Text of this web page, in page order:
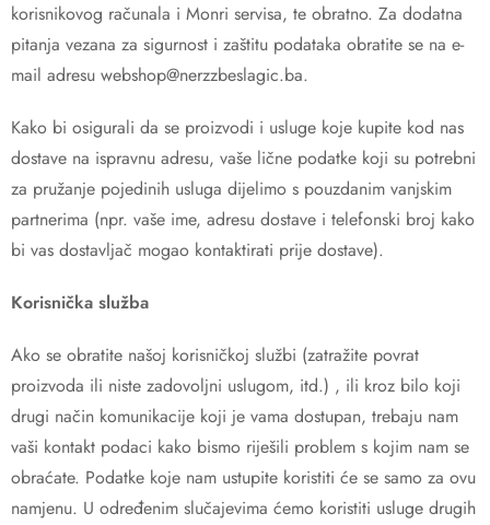
korisnikovog računala i Monri servisa, te obratno. Za dodatna
pitanja vezana za sigurnost i zaštitu podataka obratite se na e-
mail adresu webshop@nerzzbeslagic.ba.
Kako bi osigurali da se proizvodi i usluge koje kupite kod nas
dostave na ispravnu adresu, vaše lične podatke koji su potrebni
za pružanje pojedinih usluga dijelimo s pouzdanim vanjskim
partnerima (npr. vaše ime, adresu dostave i telefonski broj kako
bi vas dostavljač mogao kontaktirati prije dostave).
Korisnička služba
Ako se obratite našoj korisničkoj službi (zatražite povrat
proizvoda ili niste zadovoljni uslugom, itd.) , ili kroz bilo koji
drugi način komunikacije koji je vama dostupan, trebaju nam
vaši kontakt podaci kako bismo riješili problem s kojim nam se
obraćate. Podatke koje nam ustupite koristiti će se samo za ovu
namjenu. U određenim slučajevima ćemo koristiti usluge drugih